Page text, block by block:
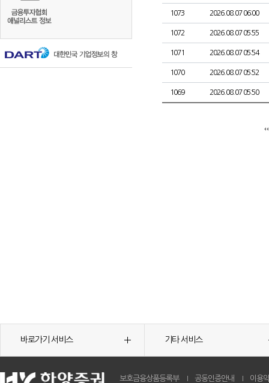
1073 2026.08.07 06:00
1072 2026.08.07 05:55
1071 2026.08.07 05:54
1070 2026.08.07 05:52
1069 2026.08.07 05:50
바로가기 서비스 기타 서비스
보호금융상품등록부 공동인증안내 이용